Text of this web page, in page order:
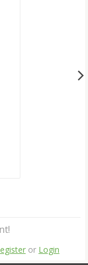
or Login